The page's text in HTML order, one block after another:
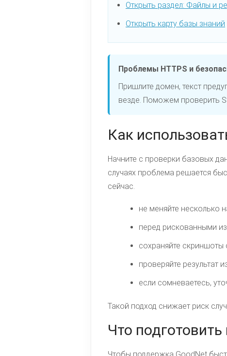
Открыть раздел: Файлы и
Открыть карту базы знаний
Проблемы HTTPS и
Пришлите домен, текст
везде. Поможем проверить
Как
Начните с проверки базовых
случаях проблема решается
сейчас.
не меняйте несколько
перед рискованными
сохраняйте
проверяйте результат
если сомневаетесь,
Такой подход снижает риск
Что